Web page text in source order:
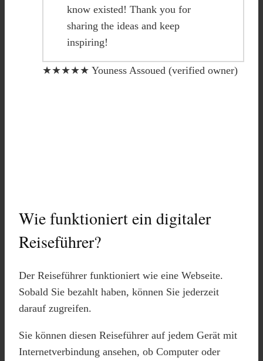
know existed! Thank you for
sharing the ideas and keep
inspiring!
★★★★★ Youness Assoued (verified owner)
Wie funktioniert ein digitaler
Reiseführer?
Der Reiseführer funktioniert wie eine Webseite.
Sobald Sie bezahlt haben, können Sie jederzeit
darauf zugreifen.
Sie können diesen Reiseführer auf jedem Gerät mit
Internetverbindung ansehen, ob Computer oder